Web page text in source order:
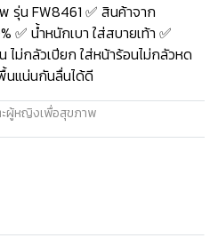
น FW8461 ✅ สินค้าจาก
✅ น้ำหนักเบา ใส่สบายเท้า ✅
ไม่กลัวเปียก ใส่หน้าร้อนไม่กลัวหด
นแน่นกันลื่นได้ดี
ผู้หญิงเพื่อสุขภาพ